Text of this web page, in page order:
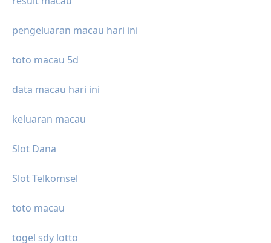
pengeluaran macau hari ini
toto macau 5d
data macau hari ini
keluaran macau
Slot Dana
Slot Telkomsel
toto macau
togel sdy lotto